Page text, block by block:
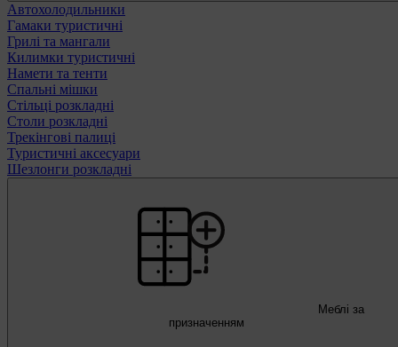
Автохолодильники
Гамаки туристичні
Грилі та мангали
Килимки туристичні
Намети та тенти
Спальні мішки
Стільці розкладні
Столи розкладні
Трекінгові палиці
Туристичні аксесуари
Шезлонги розкладні
Меблі за
призначенням